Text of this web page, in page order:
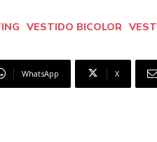
VESTIDO BICOLOR
WhatsApp X